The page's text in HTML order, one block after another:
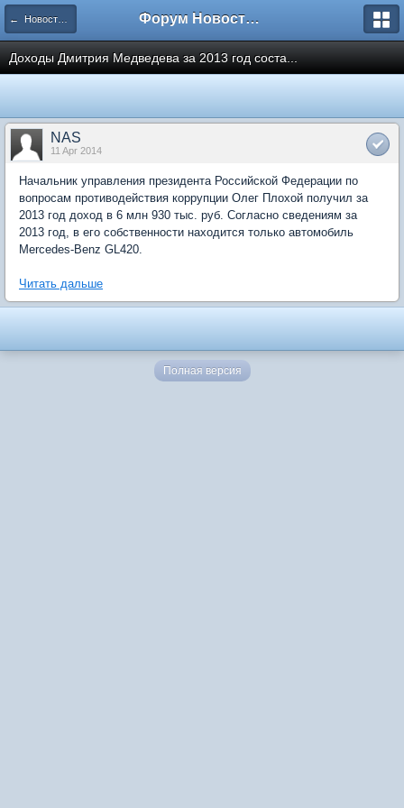
← Новости рынка недвижимости Форум Новостройки
Доходы Дмитрия Медведева за 2013 год соста...
NAS
11 Apr 2014
Начальник управления президента Российской Федерации по
вопросам противодействия коррупции Олег Плохой получил за
2013 год доход в 6 млн 930 тыс. руб. Согласно сведениям за
2013 год, в его собственности находится только автомобиль
Mercedes-Benz GL420.
Читать дальше
Полная версия